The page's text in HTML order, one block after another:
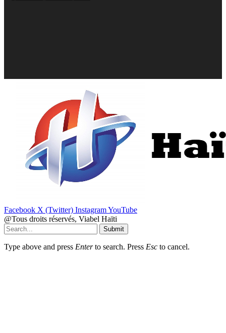
Facebook X (Twitter) InstagramYouTube
@Tous droits réservés, Viabel Haïti
Submit
Type above and press Enterto search. Press Esc to cancel.